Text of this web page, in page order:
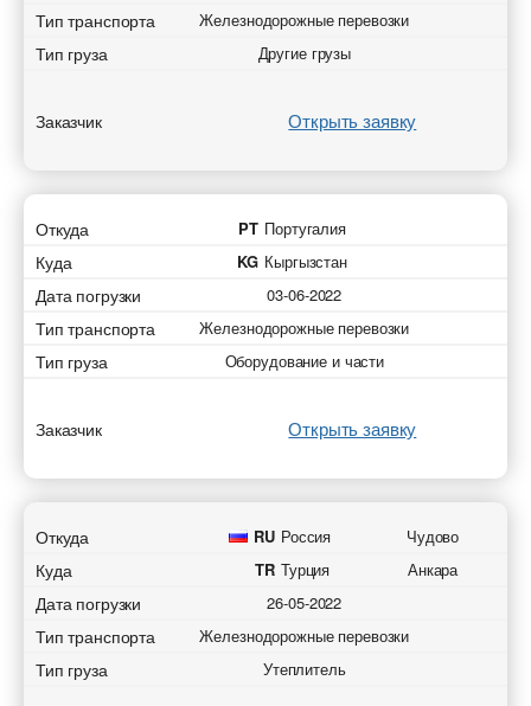
Тип транспорта Железнодорожные перевозки
Тип груза Другие грузы
Заказчик Открыть заявку
Откуда PT Португалия
Куда KG Кыргызстан
Дата погрузки 03-06-2022
Тип транспорта Железнодорожные перевозки
Тип груза Оборудование и части
Заказчик Открыть заявку
Откуда RU Россия Чудово
Куда TR Турция Анкара
Дата погрузки 26-05-2022
Тип транспорта Железнодорожные перевозки
Тип груза Утеплитель